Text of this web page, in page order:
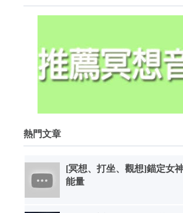
熱門文章
[冥想、打坐、觀想]錨定女
能量